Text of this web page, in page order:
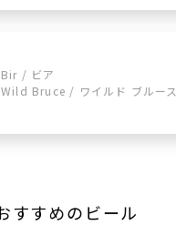
Bir / ビア
Wild Bruce / ワイルド ブルース
すすめのビール